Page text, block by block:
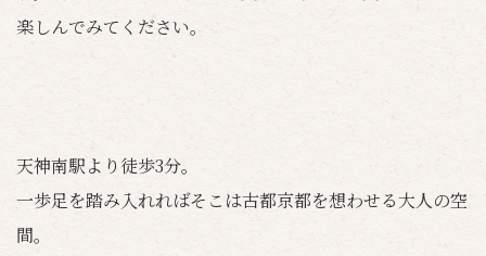
楽しんでみてください。
天神南駅より徒歩3分。
一歩足を踏み入れればそこは古都京都を想わせる大人の空
間。